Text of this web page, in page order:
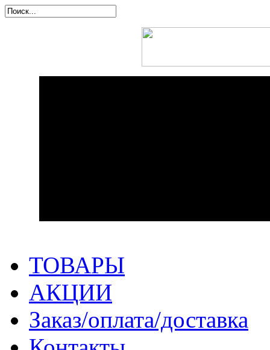
ТОВАРЫ
АКЦИИ
Заказ/оплата/доставка